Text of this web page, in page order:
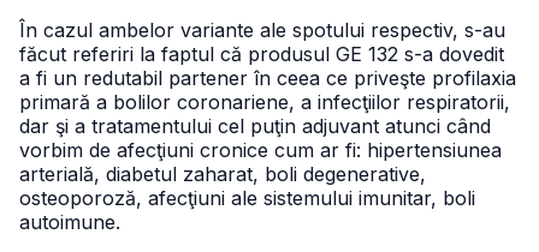
În cazul ambelor variante ale spotului respectiv, s-au
făcut referiri la faptul că produsul GE 132 s-a dovedit
a fi un redutabil partener în ceea ce priveşte profilaxia
primară a bolilor coronariene, a infecţiilor respiratorii,
dar şi a tratamentului cel puţin adjuvant atunci când
vorbim de afecţiuni cronice cum ar fi: hipertensiunea
arterială, diabetul zaharat, boli degenerative,
osteoporoză, afecţiuni ale sistemului imunitar, boli
autoimune.